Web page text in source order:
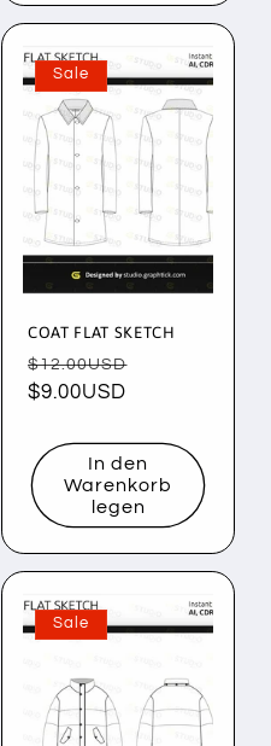
Sale
COAT FLAT SKETCH
Normaler
Preis
$12.00USD
$9.00USD
In den
Warenkorb
legen
Sale